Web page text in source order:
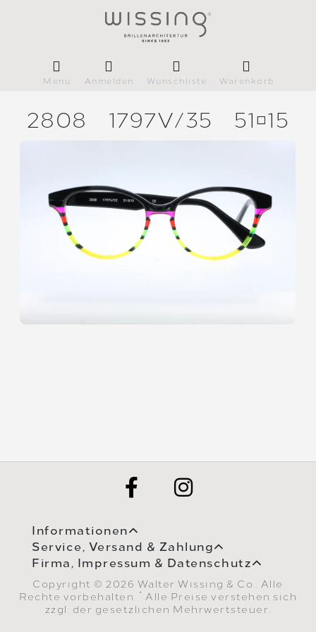
Menü Anmelden Wunschliste Warenkorb
2808 1797V/35 5115
Informationen
Service, Versand & Zahlung
Firma, Impressum & Datenschutz
Copyright © 2026 Walter Wissing & Co.. Alle
Rechte vorbehalten.
* Alle Preise verstehen sich
zzgl. der gesetzlichen Mehrwertsteuer.